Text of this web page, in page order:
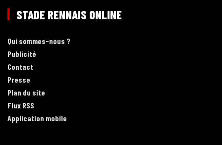
STADE RENNAIS ONLINE
Qui sommes-nous ?
Publicité
Contact
Presse
Plan du site
Flux RSS
Application mobile